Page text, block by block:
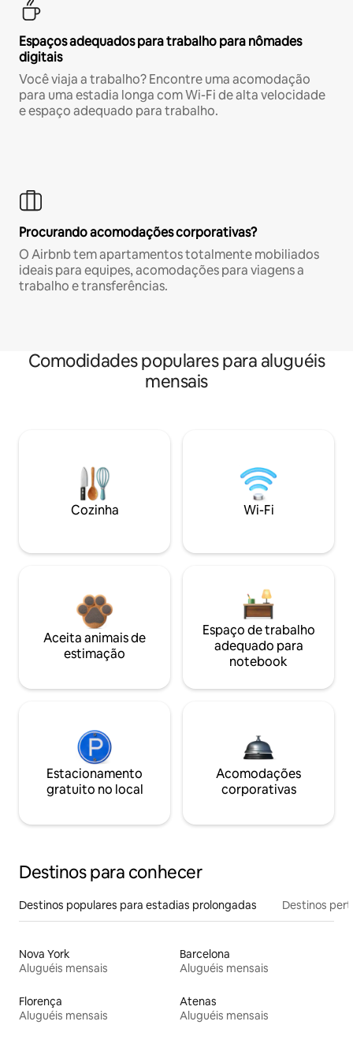
Espaços adequados para trabalho para nômades
digitais
Você viaja a trabalho? Encontre uma acomodação
para uma estadia longa com Wi-Fi de alta velocidade
e espaço adequado para trabalho.
Procurando acomodações corporativas?
O Airbnb tem apartamentos totalmente mobiliados
ideais para equipes, acomodações para viagens a
trabalho e transferências.
Comodidades populares para aluguéis
mensais
Cozinha Wi-Fi
Aceita animais de
estimação
Espaço de trabalho
adequado para
notebook
Estacionamento
gratuito no local
Acomodações
corporativas
Destinos para conhecer
Destinos populares para estadias prolongadas Destinos
Nova York
Aluguéis mensais
Barcelona
Aluguéis mensais
Florença
Aluguéis mensais
Atenas
Aluguéis mensais